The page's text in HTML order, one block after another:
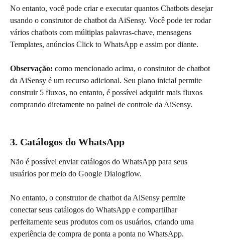
No entanto, você pode criar e executar quantos Chatbots desejar
usando o construtor de chatbot da AiSensy. Você pode ter rodar
vários chatbots com múltiplas palavras-chave, mensagens
Templates, anúncios Click to WhatsApp e assim por diante.
Observação: como mencionado acima, o construtor de chatbot
da AiSensy é um recurso adicional. Seu plano inicial permite
construir 5 fluxos, no entanto, é possível adquirir mais fluxos
comprando diretamente no painel de controle da AiSensy.
3. Catálogos do WhatsApp
Não é possível enviar catálogos do WhatsApp para seus
usuários por meio do Google Dialogflow.
No entanto, o construtor de chatbot da AiSensy permite
conectar seus catálogos do WhatsApp e compartilhar
perfeitamente seus produtos com os usuários, criando uma
experiência de compra de ponta a ponta no WhatsApp.